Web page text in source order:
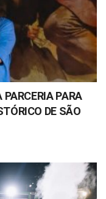
PARA
DE SÃO